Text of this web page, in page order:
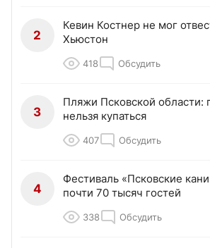
2
Кевин Костнер не мог
Хьюстон
418 Обсудить
3
Пляжи Псковской области:
нельзя купаться
407 Обсудить
4
Фестиваль «Псковские
почти 70 тысяч гостей
338 Обсудить